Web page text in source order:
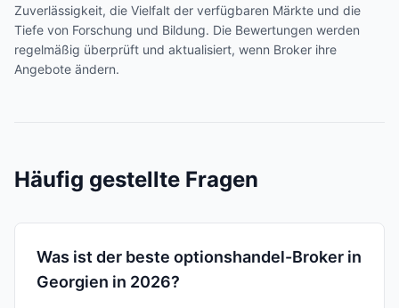
Zuverlässigkeit, die Vielfalt der verfügbaren Märkte und die
Tiefe von Forschung und Bildung. Die Bewertungen werden
regelmäßig überprüft und aktualisiert, wenn Broker ihre
Angebote ändern.
Häufig gestellte Fragen
Was ist der beste optionshandel-Broker in
Georgien in 2026?